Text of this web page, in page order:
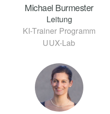
Michael Burmester
Leitung
KI-Trainer Programm
UUX-Lab